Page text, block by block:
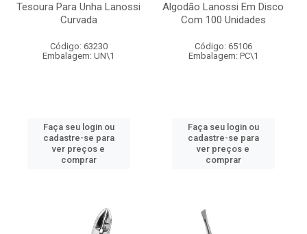
Tesoura Para Unha Lanossi
Curvada
Código: 63230
Embalagem: UN\1
Faça seu login ou
cadastre-se para
ver preços e
comprar
Algodão Lanossi Em Disco
Com 100 Unidades
Código: 65106
Embalagem: PC\1
Faça seu login ou
cadastre-se para
ver preços e
comprar